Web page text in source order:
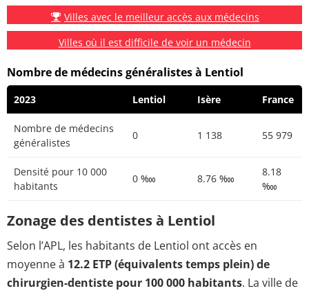
Villes avec le meilleur accès aux médecins
Villes où il est difficile de voir un médecin
Nombre de médecins généralistes à Lentiol
2023 Lentiol Isère France
Nombre de médecins
généralistes
0 1 138 55 979
Densité pour 10 000
habitants
0 ‱ 8.76 ‱
8.18
‱
Zonage des dentistes à Lentiol
Selon l’APL, les habitants de Lentiol ont accès en
moyenne à 12.2 ETP (équivalents temps plein) de
chirurgien-dentiste pour 100 000 habitants. La ville de